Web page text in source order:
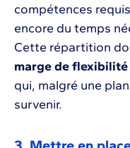
compétences
encore du temps
Cette répartition
marge de
qui, malgré une
survenir.